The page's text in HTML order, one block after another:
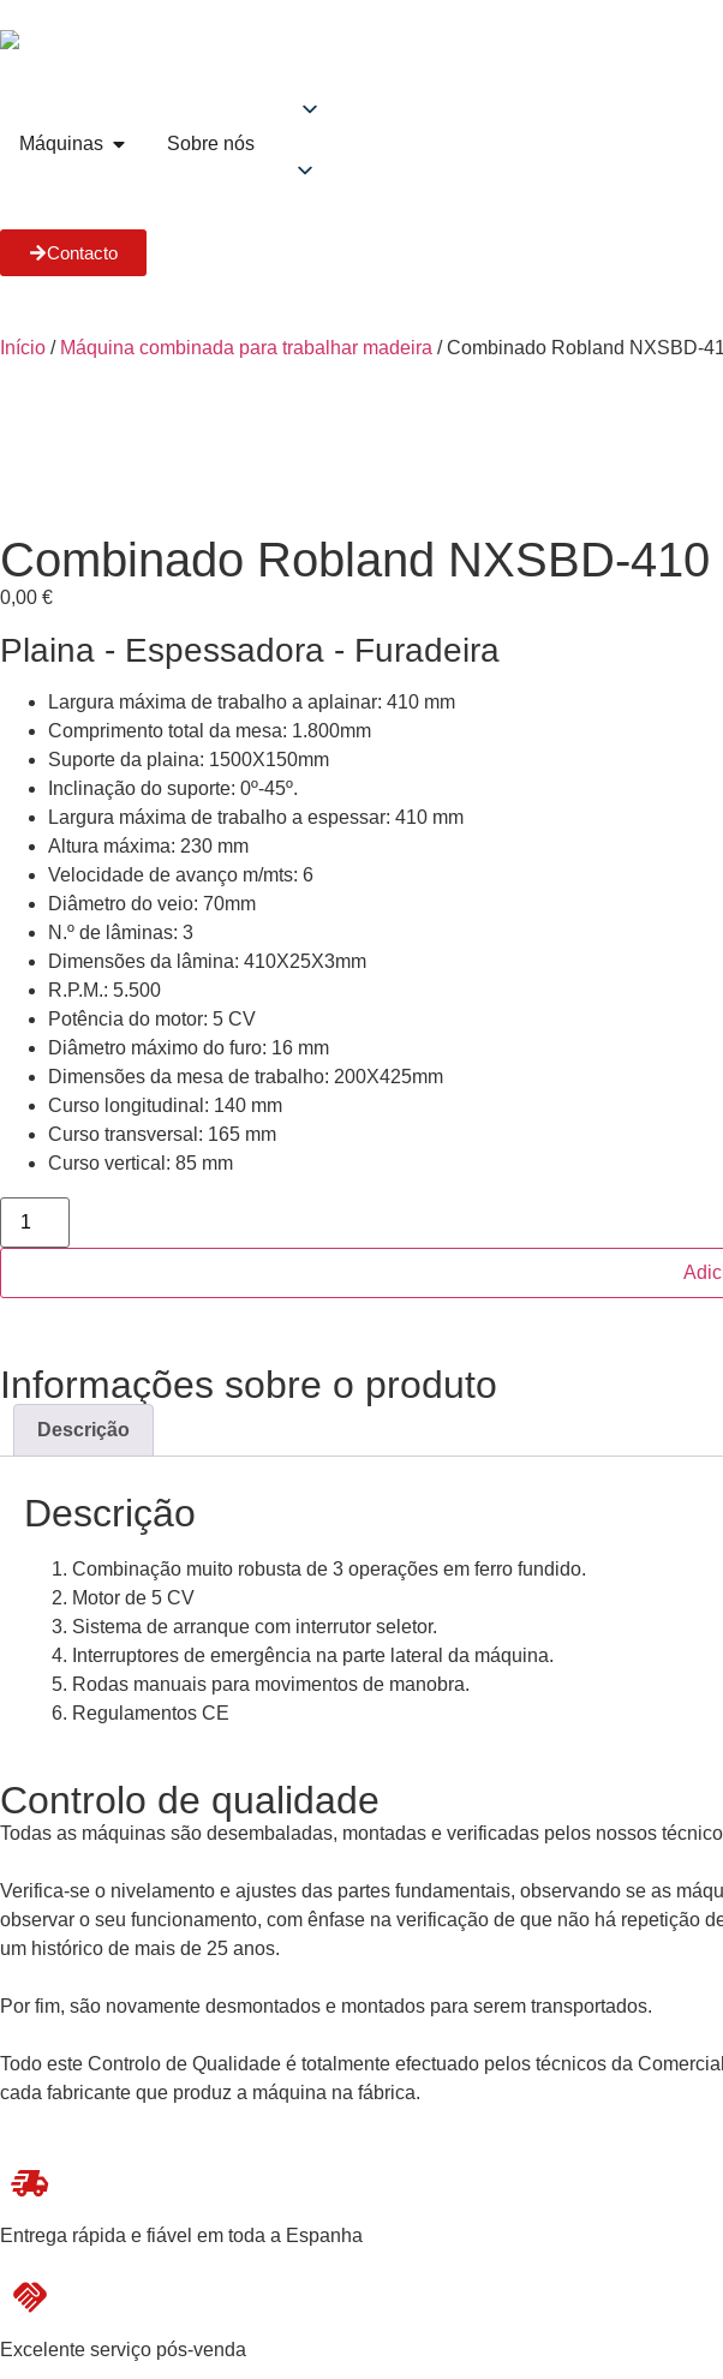
Máquinas Sobre nós
Contacto
Início / Máquina combinada para trabalhar madeira / Combinado Robland NXSBD-
Combinado Robland NXSBD-410
0,00 €
Plaina - Espessadora - Furadeira
Largura máxima de trabalho a aplainar: 410 mm
Comprimento total da mesa: 1.800mm
Suporte da plaina: 1500X150mm
Inclinação do suporte: 0º-45º.
Largura máxima de trabalho a espessar: 410 mm
Altura máxima: 230 mm
Velocidade de avanço m/mts: 6
Diâmetro do veio: 70mm
N.º de lâminas: 3
Dimensões da lâmina: 410X25X3mm
R.P.M.: 5.500
Potência do motor: 5 CV
Diâmetro máximo do furo: 16 mm
Dimensões da mesa de trabalho: 200X425mm
Curso longitudinal: 140 mm
Curso transversal: 165 mm
Curso vertical: 85 mm
Informações sobre o produto
Descrição
Descrição
Combinação muito robusta de 3 operações em ferro fundido.
Motor de 5 CV
Sistema de arranque com interrutor seletor.
Interruptores de emergência na parte lateral da máquina.
Rodas manuais para movimentos de manobra.
Regulamentos CE
Controlo de qualidade
Todas as máquinas são desembaladas, montadas e verificadas pelos nossos
Verifica-se o nivelamento e ajustes das partes fundamentais, observando se as
observar o seu funcionamento, com ênfase na verificação de que não há repetição
um histórico de mais de 25 anos.
Por fim, são novamente desmontados e montados para serem transportados.
Todo este Controlo de Qualidade é totalmente efectuado pelos técnicos da
cada fabricante que produz a máquina na fábrica.
Entrega rápida e fiável em toda a Espanha
Excelente serviço pós-venda